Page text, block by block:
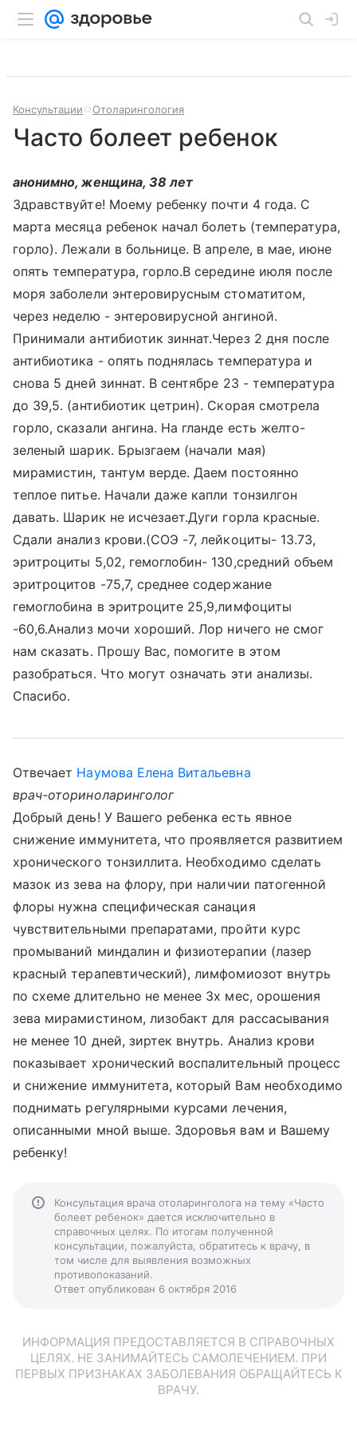
Консультации Отоларингология
Часто болеет ребенок
анонимно, женщина, 38 лет
Здравствуйте! Моему ребенку почти 4 года. С
марта месяца ребенок начал болеть (температура,
горло). Лежали в больнице. В апреле, в мае, июне
опять температура, горло.В середине июля после
моря заболели энтеровирусным стоматитом,
через неделю - энтеровирусной ангиной.
Принимали антибиотик зиннат.Через 2 дня после
антибиотика - опять поднялась температура и
снова 5 дней зиннат. В сентябре 23 - температура
до 39,5. (антибиотик цетрин). Скорая смотрела
горло, сказали ангина. На гланде есть желто-
зеленый шарик. Брызгаем (начали мая)
мирамистин, тантум верде. Даем постоянно
теплое питье. Начали даже капли тонзилгон
давать. Шарик не исчезает.Дуги горла красные.
Сдали анализ крови.(СОЭ -7, лейкоциты- 13.73,
эритроциты 5,02, гемоглобин- 130,средний объем
эритроцитов -75,7, среднее содержание
гемоглобина в эритроците 25,9,лимфоциты
-60,6.Анализ мочи хороший. Лор ничего не смог
нам сказать. Прошу Вас, помогите в этом
разобраться. Что могут означать эти анализы.
Спасибо.
Отвечает Наумова Елена Витальевна
врач-оториноларинголог
Добрый день! У Вашего ребенка есть явное
снижение иммунитета, что проявляется развитием
хронического тонзиллита. Необходимо сделать
мазок из зева на флору, при наличии патогенной
флоры нужна специфическая санация
чувствительными препаратами, пройти курс
промываний миндалин и физиотерапии (лазер
красный терапевтический), лимфомиозот внутрь
по схеме длительно не менее 3х мес, орошения
зева мирамистином, лизобакт для рассасывания
не менее 10 дней, зиртек внутрь. Анализ крови
показывает хронический воспалительный процесс
и снижение иммунитета, который Вам необходимо
поднимать регулярными курсами лечения,
описанными мной выше. Здоровья вам и Вашему
ребенку!
Консультация врача отоларинголога на тему «Часто
болеет ребенок» дается исключительно в
справочных целях. По итогам полученной
консультации, пожалуйста, обратитесь к врачу, в
том числе для выявления возможных
противопоказаний.
Ответ опубликован 6 октября 2016
ИНФОРМАЦИЯ ПРЕДОСТАВЛЯЕТСЯ В СПРАВОЧНЫХ
ЦЕЛЯХ. НЕ ЗАНИМАЙТЕСЬ САМОЛЕЧЕНИЕМ. ПРИ
ПЕРВЫХ ПРИЗНАКАХ ЗАБОЛЕВАНИЯ ОБРАЩАЙТЕСЬ К
ВРАЧУ.